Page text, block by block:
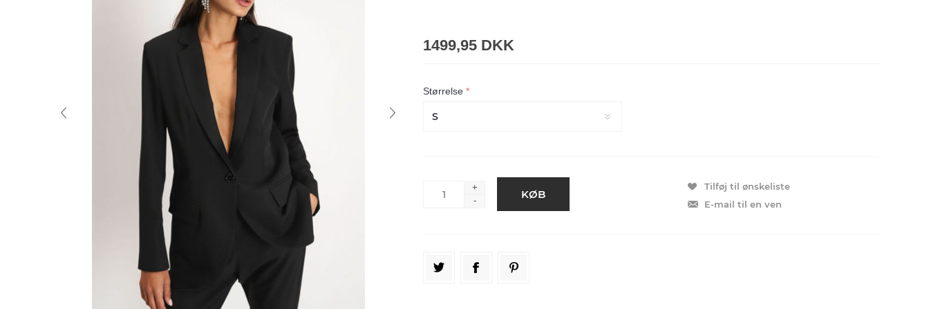
1499,95 DKK
Størrelse *
+
-